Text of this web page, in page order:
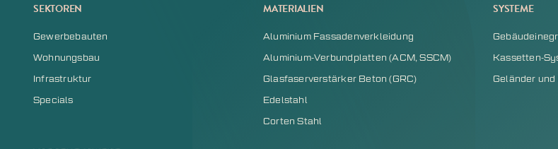
SEKTOREN
Gewerbebauten
Wohnungsbau
Infrastruktur
Specials
MATERIALIEN
Aluminium Fassadenverkleidung
Aluminium-Verbundplatten (ACM, SSCM)
Glasfaserverstärker Beton (GRC)
Edelstahl
Corten Stahl
SYSTEME
Kassetten-
Geländer